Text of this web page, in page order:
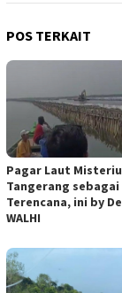
POS TERKAIT
Pagar Laut
Tangerang
Terencana, ini by
WALHI